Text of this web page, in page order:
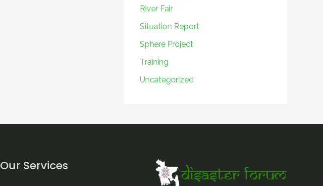
River Fair
Situation Report
Sphere Project
Training
Uncategorized
Our Services